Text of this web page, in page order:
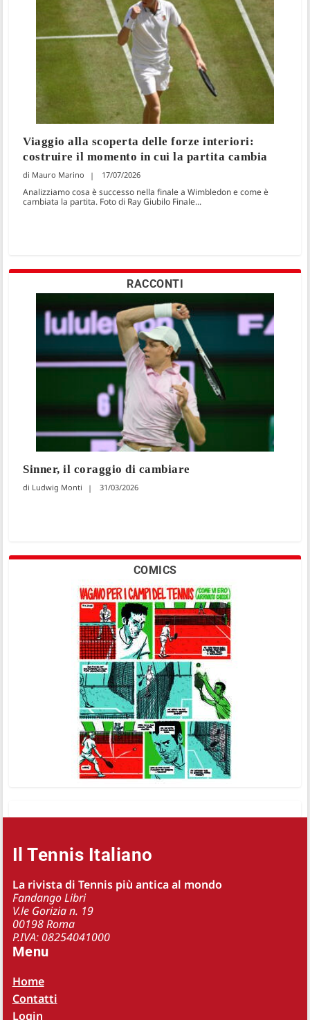
Viaggio alla scoperta delle forze interiori:
costruire il momento in cui la partita cambia
Mauro Marino 17/07/2026
Analizziamo cosa è successo nella finale a Wimbledon e come è
cambiata la partita. Foto di Ray Giubilo Finale...
RACCONTI
Sinner, il coraggio di cambiare
Ludwig Monti 31/03/2026
COMICS
Il Tennis Italiano
La rivista di Tennis più antica al mondo
Fandango Libri
V.le Gorizia n. 19
00198 Roma
P.IVA: 08254041000
Menu
Home
Contatti
Login